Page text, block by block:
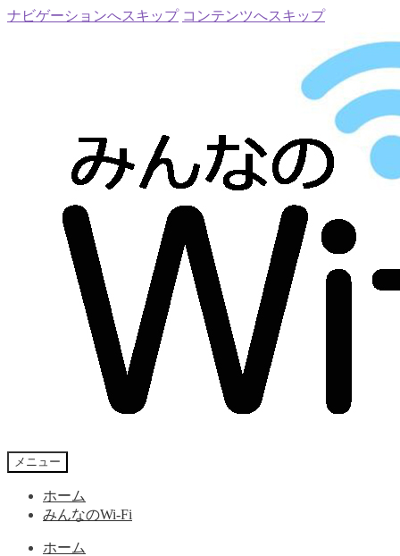
ナビゲーションへスキップ コンテンツへスキップ
メニュー
ホーム
みんなのWi-Fi
ホーム